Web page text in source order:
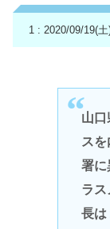
1 : 2020/09/19(
山口
ス
署に
ラ
長は